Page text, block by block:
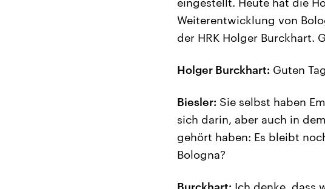
Weiterentwicklung von
der HRK Holger Burckhart.
Holger Burckhart: Guten
Biesler: Sie selbst haben
sich darin, aber auch in
gehört haben: Es bleibt
Bologna?